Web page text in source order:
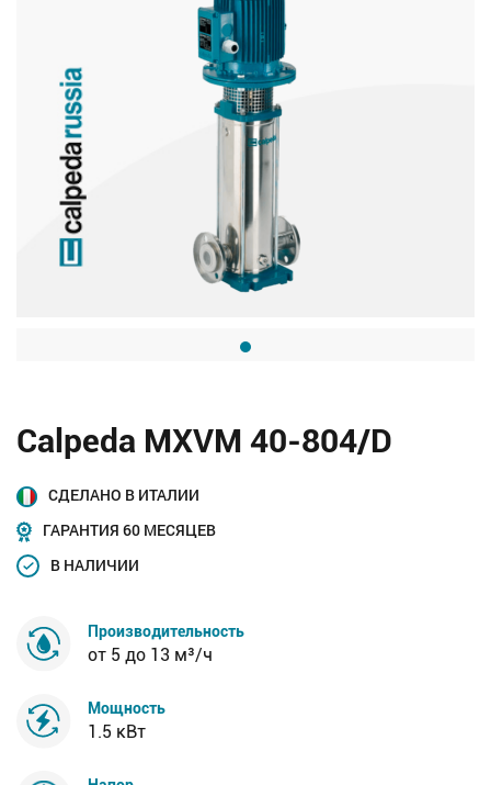
Calpeda MXVM 40-804/D
СДЕЛАНО В ИТАЛИИ
ГАРАНТИЯ 60 МЕСЯЦЕВ
В НАЛИЧИИ
Производительность
от 5 до 13 м³/ч
Мощность
1.5 кВт